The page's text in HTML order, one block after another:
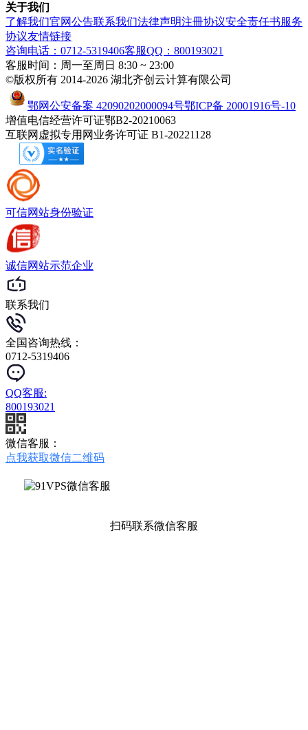
关于我们
了解我们官网公告联系我们法律声明注冊协议安全责任书服务
协议友情链接
咨询电话：0712-5319406客服QQ：800193021
客服时间：周一至周日 8:30 ~ 23:00
©版权所有 2014-2026 湖北齐创云计算有限公司
鄂网公安备案 42090202000094号鄂ICP备 20001916号-10
增值电信经营许可证鄂B2-20210063
互联网虚拟专用网业务许可证 B1-20221128
可信网站身份验证
诚信网站示范企业
联系我们
全国咨询热线：
0712-5319406
QQ客服:
800193021
微信客服：
点我获取微信二维码
扫码联系微信客服